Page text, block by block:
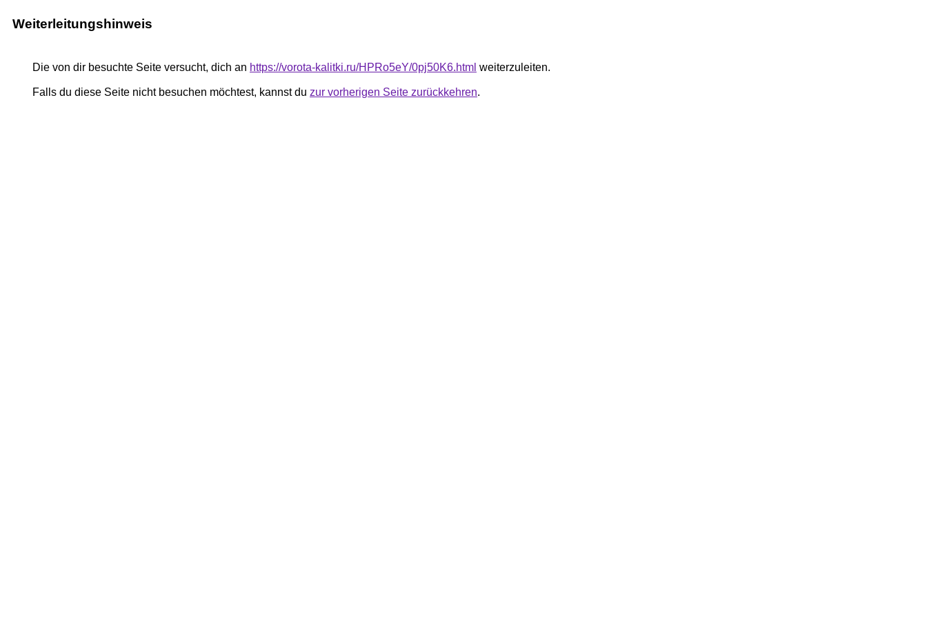
Weiterleitungshinweis
Die von dir besuchte Seite versucht, dich an https://vorota-kalitki.ru/HPRo5eY/0pj50K6.html weiterzuleiten.
Falls du diese Seite nicht besuchen möchtest, kannst du zur vorherigen Seite zurückkehren.